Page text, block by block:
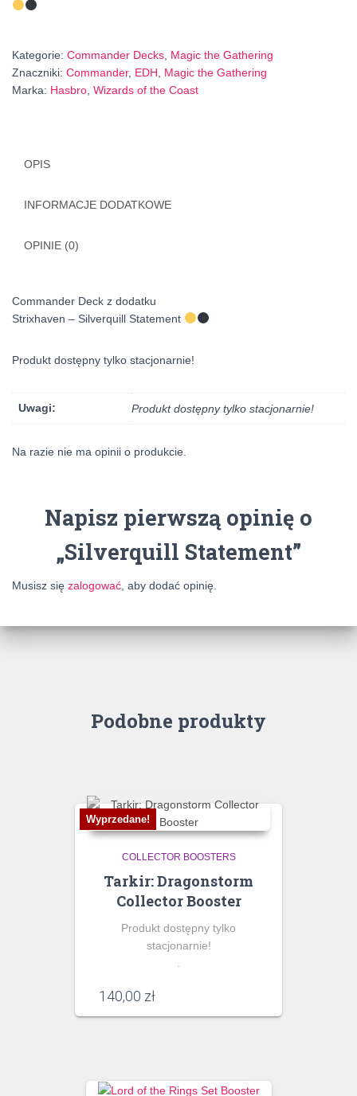
Kategorie: Commander Decks Magic the Gathering
Znaczniki: Commander, EDH
Magic the Gathering
Marka: Hasbro Wizards of the Coast
OPIS
INFORMACJE DODATKOWE
OPINIE (0)
Commander Deck z dodatku
Strixhaven – Silverquill Statement
Produkt dostępny tylko stacjonarnie!
Uwagi: Produkt dostępny tylko stacjonarnie!
Na razie nie ma opinii o produkcie.
Napisz pierwszą opinię o
„Silverquill Statement”
Musisz się zalogować , aby dodać opinię.
Podobne produkty
Wyprzedane!
COLLECTOR BOOSTERS
Tarkir: Dragonstorm
Collector Booster
Produkt dostępny tylko
stacjonarnie!
140,00 zł